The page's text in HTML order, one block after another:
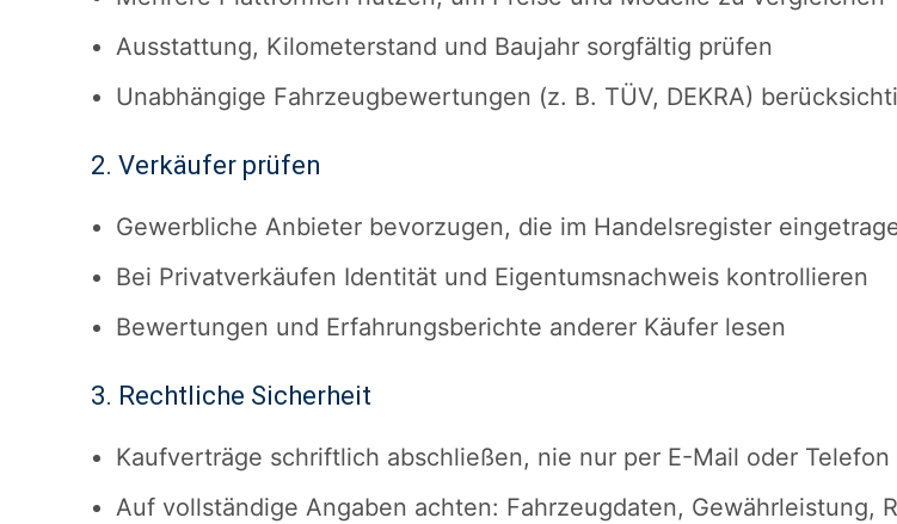
Ausstattung, Kilometerstand und Baujahr sorgfältig prüfen
Unabhängige Fahrzeugbewertungen (z. B. TÜV, DEKRA)
2. Verkäufer prüfen
Gewerbliche Anbieter bevorzugen, die im Handelsregister
Bei Privatverkäufen Identität und Eigentumsnachweis kontrollieren
Bewertungen und Erfahrungsberichte anderer Käufer lesen
3. Rechtliche Sicherheit
Kaufverträge schriftlich abschließen, nie nur per E-Mail oder Telefon
Auf vollständige Angaben achten: Fahrzeugdaten, Gewährleistung,